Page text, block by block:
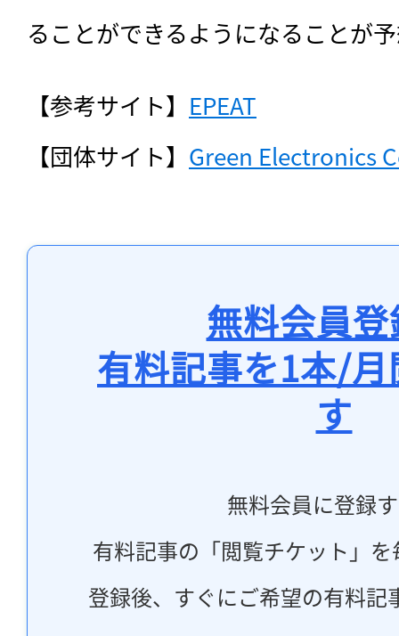
ることができるようになることが
【参考サイト】 EPEAT
【団体サイト】 Green Electronics
無料会員
有料記事を1本/
す
無料会員に登録
有料記事の「閲覧チケット」
登録後、すぐにご希望の有料記